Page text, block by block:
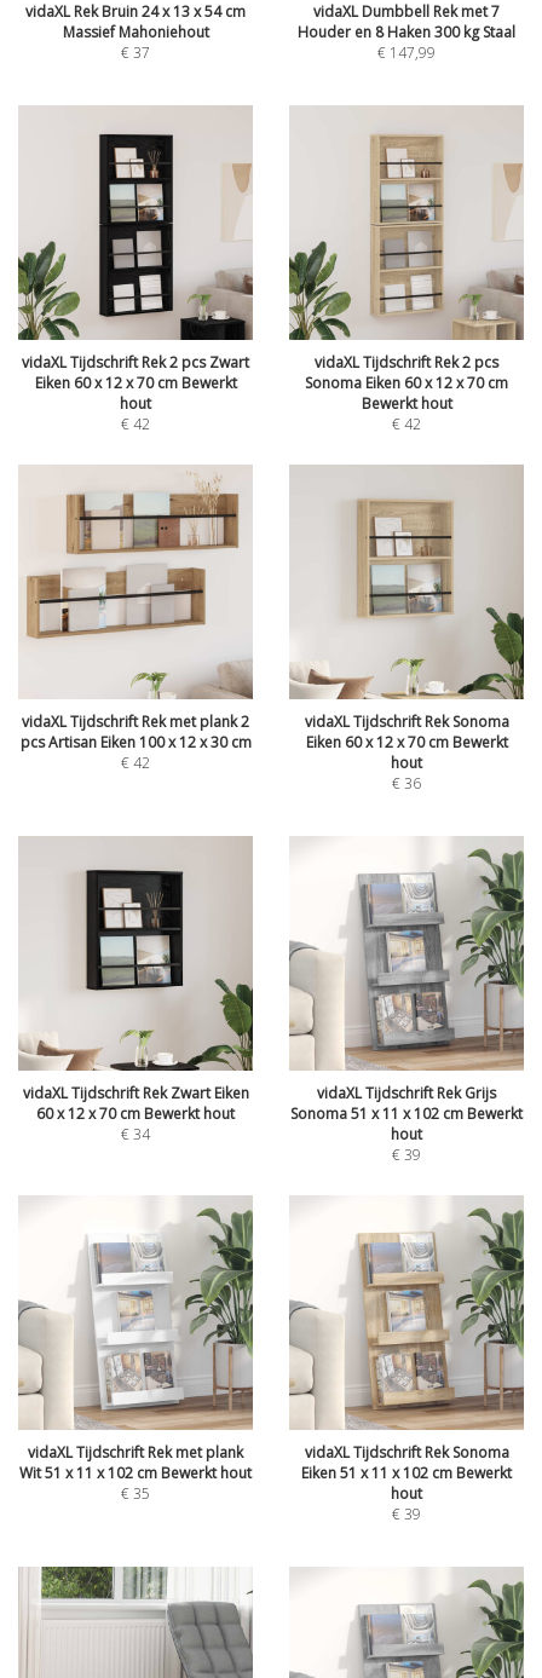
vidaXL Rek Bruin 24 x 13 x 54 cm
Massief Mahoniehout
€37
vidaXL Dumbbell Rek met 7
Houder en 8 Haken 300 kg Staal
€ 147,99
vidaXL Tijdschrift Rek 2 pcs Zwart
Eiken 60 x 12 x 70 cm Bewerkt
hout
€42
vidaXL Tijdschrift Rek 2 pcs
Sonoma Eiken 60 x 12 x 70 cm
Bewerkt hout
€42
vidaXL Tijdschrift Rek met plank 2
pcs Artisan Eiken 100 x 12 x 30 cm
€42
vidaXL Tijdschrift Rek Sonoma
Eiken 60 x 12 x 70 cm Bewerkt
hout
€36
vidaXL Tijdschrift Rek Zwart Eiken
60 x 12 x 70 cm Bewerkt hout
€34
vidaXL Tijdschrift Rek Grijs
Sonoma 51 x 11 x 102 cm Bewerkt
hout
€39
vidaXL Tijdschrift Rek met plank
Wit 51 x 11 x 102 cm Bewerkt hout
€35
vidaXL Tijdschrift Rek Sonoma
Eiken 51 x 11 x 102 cm Bewerkt
hout
€39